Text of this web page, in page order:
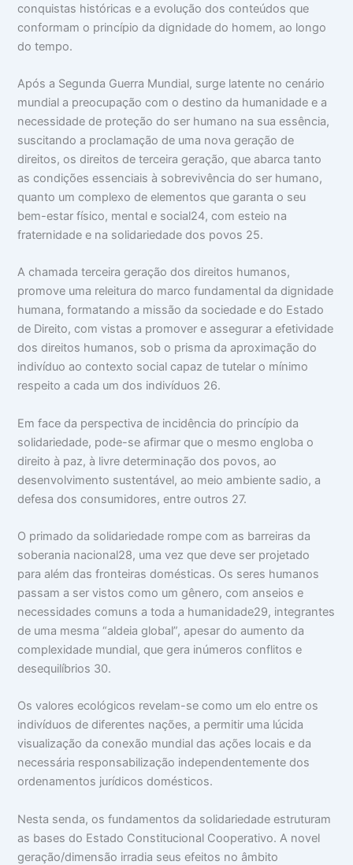
conquistas históricas e a evolução dos conteúdos que
conformam o princípio da dignidade do homem, ao longo
do tempo.
Após a Segunda Guerra Mundial, surge latente no cenário
mundial a preocupação com o destino da humanidade e a
necessidade de proteção do ser humano na sua essência,
suscitando a proclamação de uma nova geração de
direitos, os direitos de terceira geração, que abarca tanto
as condições essenciais à sobrevivência do ser humano,
quanto um complexo de elementos que garanta o seu
bem-estar físico, mental e social24, com esteio na
fraternidade e na solidariedade dos povos 25.
A chamada terceira geração dos direitos humanos,
promove uma releitura do marco fundamental da dignidade
humana, formatando a missão da sociedade e do Estado
de Direito, com vistas a promover e assegurar a efetividade
dos direitos humanos, sob o prisma da aproximação do
indivíduo ao contexto social capaz de tutelar o mínimo
respeito a cada um dos indivíduos 26.
Em face da perspectiva de incidência do princípio da
solidariedade, pode-se afirmar que o mesmo engloba o
direito à paz, à livre determinação dos povos, ao
desenvolvimento sustentável, ao meio ambiente sadio, a
defesa dos consumidores, entre outros 27.
O primado da solidariedade rompe com as barreiras da
soberania nacional28, uma vez que deve ser projetado
para além das fronteiras domésticas. Os seres humanos
passam a ser vistos como um gênero, com anseios e
necessidades comuns a toda a humanidade29, integrantes
de uma mesma “aldeia global”, apesar do aumento da
complexidade mundial, que gera inúmeros conflitos e
desequilíbrios 30.
Os valores ecológicos revelam-se como um elo entre os
indivíduos de diferentes nações, a permitir uma lúcida
visualização da conexão mundial das ações locais e da
necessária responsabilização independentemente dos
ordenamentos jurídicos domésticos.
Nesta senda, os fundamentos da solidariedade estruturam
as bases do Estado Constitucional Cooperativo. A novel
geração/dimensão irradia seus efeitos no âmbito